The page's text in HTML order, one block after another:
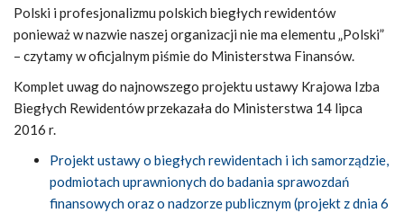
Polski i profesjonalizmu polskich biegłych rewidentów
ponieważ w nazwie naszej organizacji nie ma elementu „Polski”
– czytamy w oficjalnym piśmie do Ministerstwa Finansów.
Komplet uwag do najnowszego projektu ustawy Krajowa Izba
Biegłych Rewidentów przekazała do Ministerstwa 14 lipca
2016 r.
Projekt ustawy o biegłych rewidentach i ich samorządzie,
podmiotach uprawnionych do badania sprawozdań
finansowych oraz o nadzorze publicznym (projekt z dnia 6